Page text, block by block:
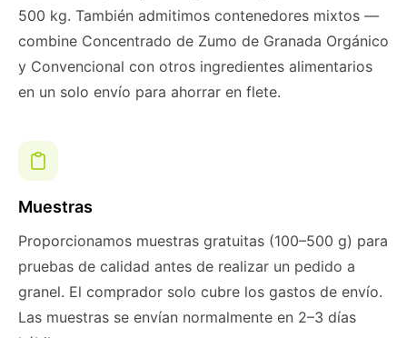
500 kg. También admitimos contenedores mixtos —
combine Concentrado de Zumo de Granada Orgánico
y Convencional con otros ingredientes alimentarios
en un solo envío para ahorrar en flete.
Muestras
Proporcionamos muestras gratuitas (100–500 g) para
pruebas de calidad antes de realizar un pedido a
granel. El comprador solo cubre los gastos de envío.
Las muestras se envían normalmente en 2–3 días